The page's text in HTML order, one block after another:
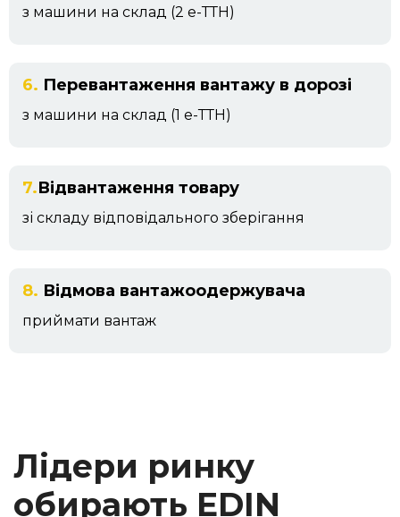
з машини на склад (2 е-ТТН)
6. Перевантаження вантажу в дорозі
з машини на склад (1 е-ТТН)
7.Відвантаження товару
зі складу відповідального зберігання
8. Відмова вантажоодержувача
приймати вантаж
Лідери ринку
обирають EDIN